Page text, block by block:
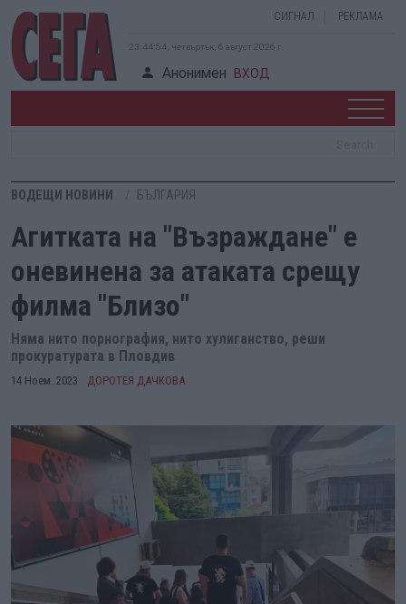
СИГНАЛ РЕКЛАМА
23:44:55, четвъртък, 6 август 2026 г.
Анонимен ВХОД
ВОДЕЩИ НОВИНИ БЪЛГАРИЯ
Агитката на "Възраждане" е
оневинена за атаката срещу
филма "Близо"
Няма нито порнография, нито хулиганство, реши
прокуратурата в Пловдив
14 Ноем. 2023 ДОРОТЕЯ ДАЧКОВА